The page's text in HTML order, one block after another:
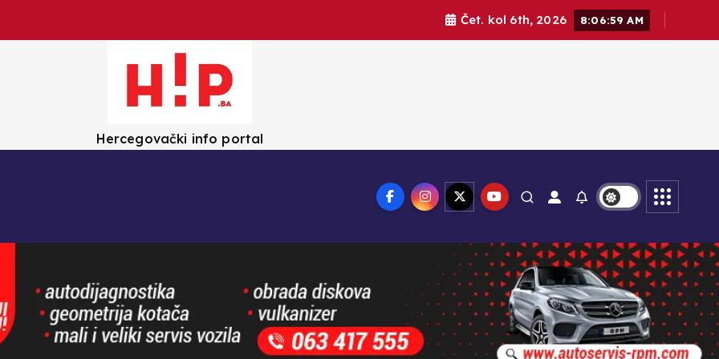
Čet. kol 6th, 2026 8:07:01 AM
Hercegovački info portal